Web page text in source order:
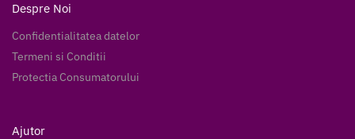
Despre Noi
Confidentialitatea datelor
Termeni si Conditii
Protectia Consumatorului
Ajutor